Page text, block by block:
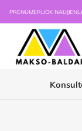
PRENUMERUOK